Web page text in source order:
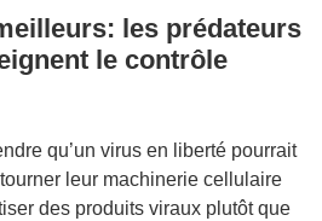
les prédateurs
le contrôle
qu’un virus en liberté pourrait
leur machinerie cellulaire
des produits viraux plutôt que